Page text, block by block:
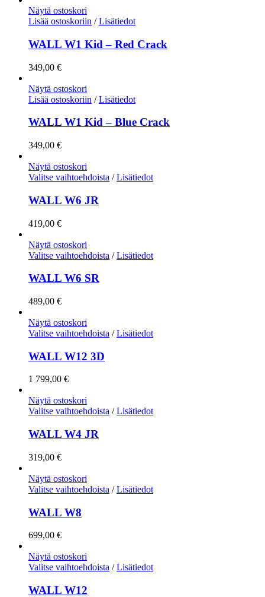
Näytä ostoskori
Lisää ostoskoriin / Lisätiedot
WALL W1 Kid – Red Crack
349,00 €
Näytä ostoskori
Lisää ostoskoriin / Lisätiedot
WALL W1 Kid – Blue Crack
349,00 €
Näytä ostoskori
Valitse vaihtoehdoista / Lisätiedot
WALL W6 JR
419,00 €
Näytä ostoskori
Valitse vaihtoehdoista / Lisätiedot
WALL W6 SR
489,00 €
Näytä ostoskori
Valitse vaihtoehdoista / Lisätiedot
WALL W12 3D
1 799,00 €
Näytä ostoskori
Valitse vaihtoehdoista / Lisätiedot
WALL W4 JR
319,00 €
Näytä ostoskori
Valitse vaihtoehdoista / Lisätiedot
WALL W8
699,00 €
Näytä ostoskori
Valitse vaihtoehdoista / Lisätiedot
WALL W12